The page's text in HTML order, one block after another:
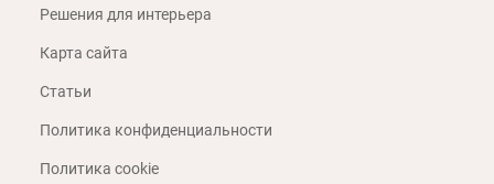
Решения для интерьера
Карта сайта
Статьи
Политика конфиденциальности
Политика cookie